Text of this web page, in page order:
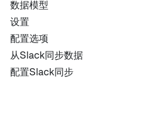
数据模型
设置
配置选项
从Slack同步数据
配置Slack同步